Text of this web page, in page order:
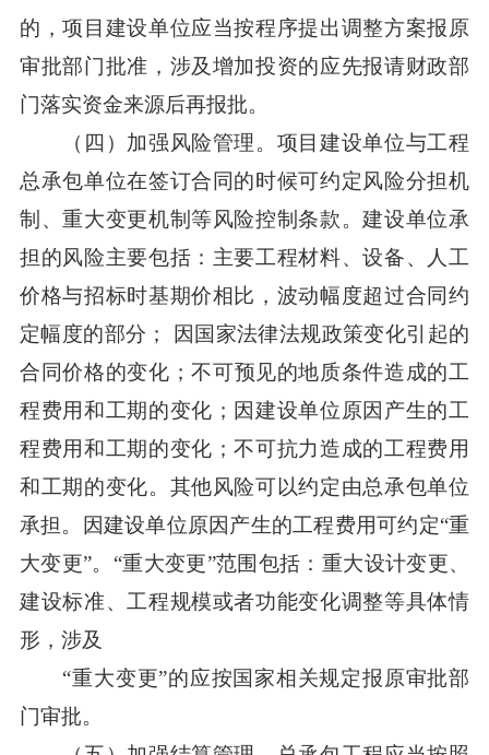
的，项目建设单位应当按程序提出调整方案报原
审批部门批准，涉及增加投资的应先报请财政部
门落实资金来源后再报批。
（四）加强风险管理。项目建设单位与工程
总承包单位在签订合同的时候可约定风险分担机
制、重大变更机制等风险控制条款。建设单位承
担的风险主要包括：主要工程材料、设备、人工
价格与招标时基期价相比，波动幅度超过合同约
定幅度的部分； 因国家法律法规政策变化引起的
合同价格的变化；不可预见的地质条件造成的工
程费用和工期的变化；因建设单位原因产生的工
程费用和工期的变化；不可抗力造成的工程费用
和工期的变化。其他风险可以约定由总承包单位
承担。因建设单位原因产生的工程费用可约定“重
大变更”。“重大变更”范围包括：重大设计变更、
建设标准、工程规模或者功能变化调整等具体情
形，涉及
“重大变更”的应按国家相关规定报原审批部
门审批。